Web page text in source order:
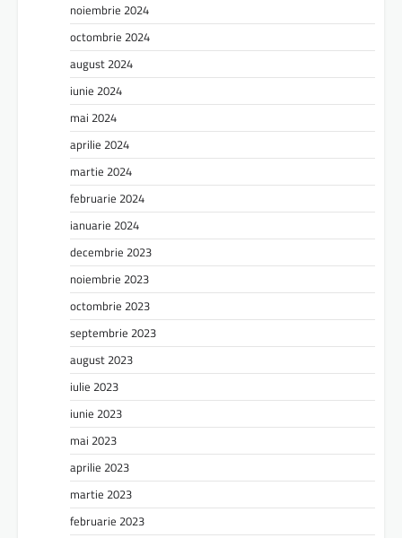
noiembrie 2024
octombrie 2024
august 2024
iunie 2024
mai 2024
aprilie 2024
martie 2024
februarie 2024
ianuarie 2024
decembrie 2023
noiembrie 2023
octombrie 2023
septembrie 2023
august 2023
iulie 2023
iunie 2023
mai 2023
aprilie 2023
martie 2023
februarie 2023